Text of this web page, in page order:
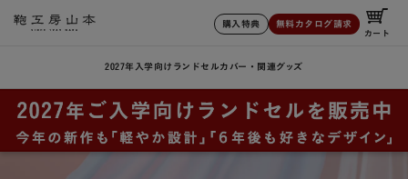
購入特典 無料カタログ請求
カート
2027年入学向けランドセル カバー・関連グッズ